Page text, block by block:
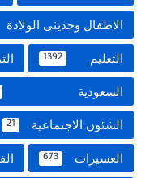
الاطفال وحديثى الولادة
التعليم 1392
السعودية
الشئون الاجتماعية 21
العسيرات 673